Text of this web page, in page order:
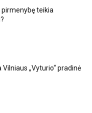
pirmenybę teikia
„Vyturio“ pradinė